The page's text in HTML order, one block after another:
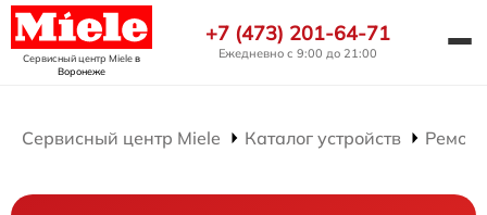
Сервисный центр Mieleв
Воронеже
+7 (473) 201-64-71
Ежедневно с 9:00 до 21:00
Сервисный центр Miele Каталог устройств